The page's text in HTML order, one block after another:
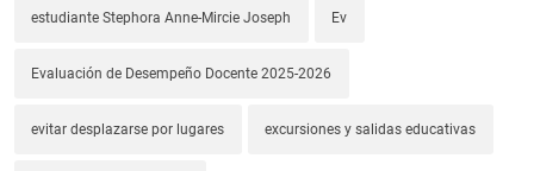
estudiante Stephora Anne-Mircie Joseph Ev
Evaluación de Desempeño Docente 2025-2026
evitar desplazarse por lugares excursiones y salidas educativas